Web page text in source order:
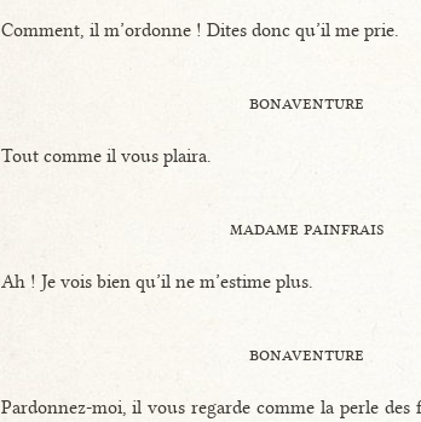
Comment, il m’ordonne ! Dites donc qu’il me prie.
bonaventure
Tout comme il vous plaira.
madame painfrais
Ah ! Je vois bien qu’il ne m’estime plus.
bonaventure
Pardonnez-moi, il vous regarde comme la perle des